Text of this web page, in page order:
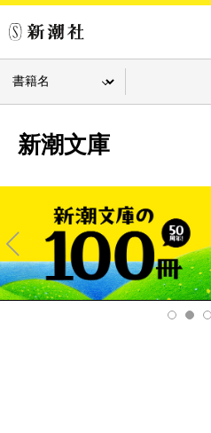
新潮文庫
Pre
v